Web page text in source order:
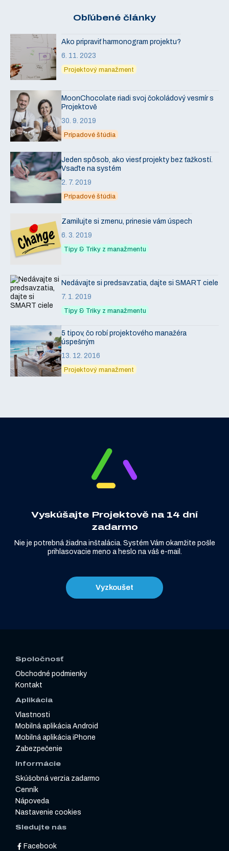
Obľúbené články
Ako pripraviť harmonogram projektu?
6. 11. 2023
Projektový manažment
MoonChocolate riadi svoj čokoládový vesmír s
Projektově
30. 9. 2019
Prípadové štúdia
Jeden spôsob, ako viesť projekty bez ťažkostí.
Vsaďte na systém
2. 7. 2019
Prípadové štúdia
Zamilujte si zmenu, prinesie vám úspech
6. 3. 2019
Tipy & Triky z manažmentu
Nedávajte si predsavzatia, dajte si SMART ciele
7. 1. 2019
Tipy & Triky z manažmentu
5 tipov, čo robí projektového manažéra
úspešným
13. 12. 2016
Projektový manažment
Vyskúšajte Projektově na 14 dní
zadarmo
Nie je potrebná žiadna inštalácia. Systém Vám okamžite pošle
prihlasovacie meno a heslo na váš e-mail.
Vyzkoušet
Spoločnosť
Obchodné podmienky
Kontakt
Aplikácia
Vlastnosti
Mobilná aplikácia Android
Mobilná aplikácia iPhone
Zabezpečenie
Informácie
Skúšobná verzia zadarmo
Cenník
Nápoveda
Nastavenie cookies
Sledujte nás
Facebook